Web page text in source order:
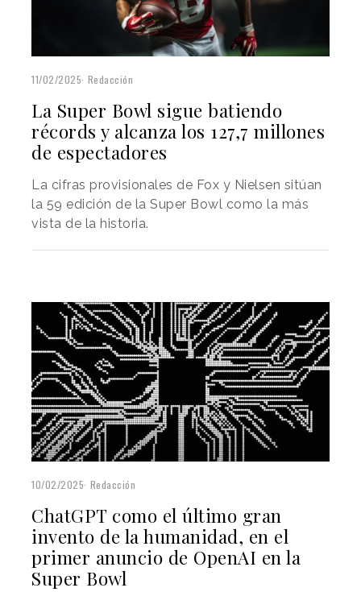
11/02/2025 Redacción
La Super Bowl sigue batiendo
récords y alcanza los 127,7 millones
de espectadores
La cifras provisionales de Fox y Nielsen sitúan
la 59 edición de la Super Bowl como la más
vista de la historia.
10/02/2025 Redacción
ChatGPT como el último gran
invento de la humanidad, en el
primer anuncio de OpenAI en la
Super Bowl